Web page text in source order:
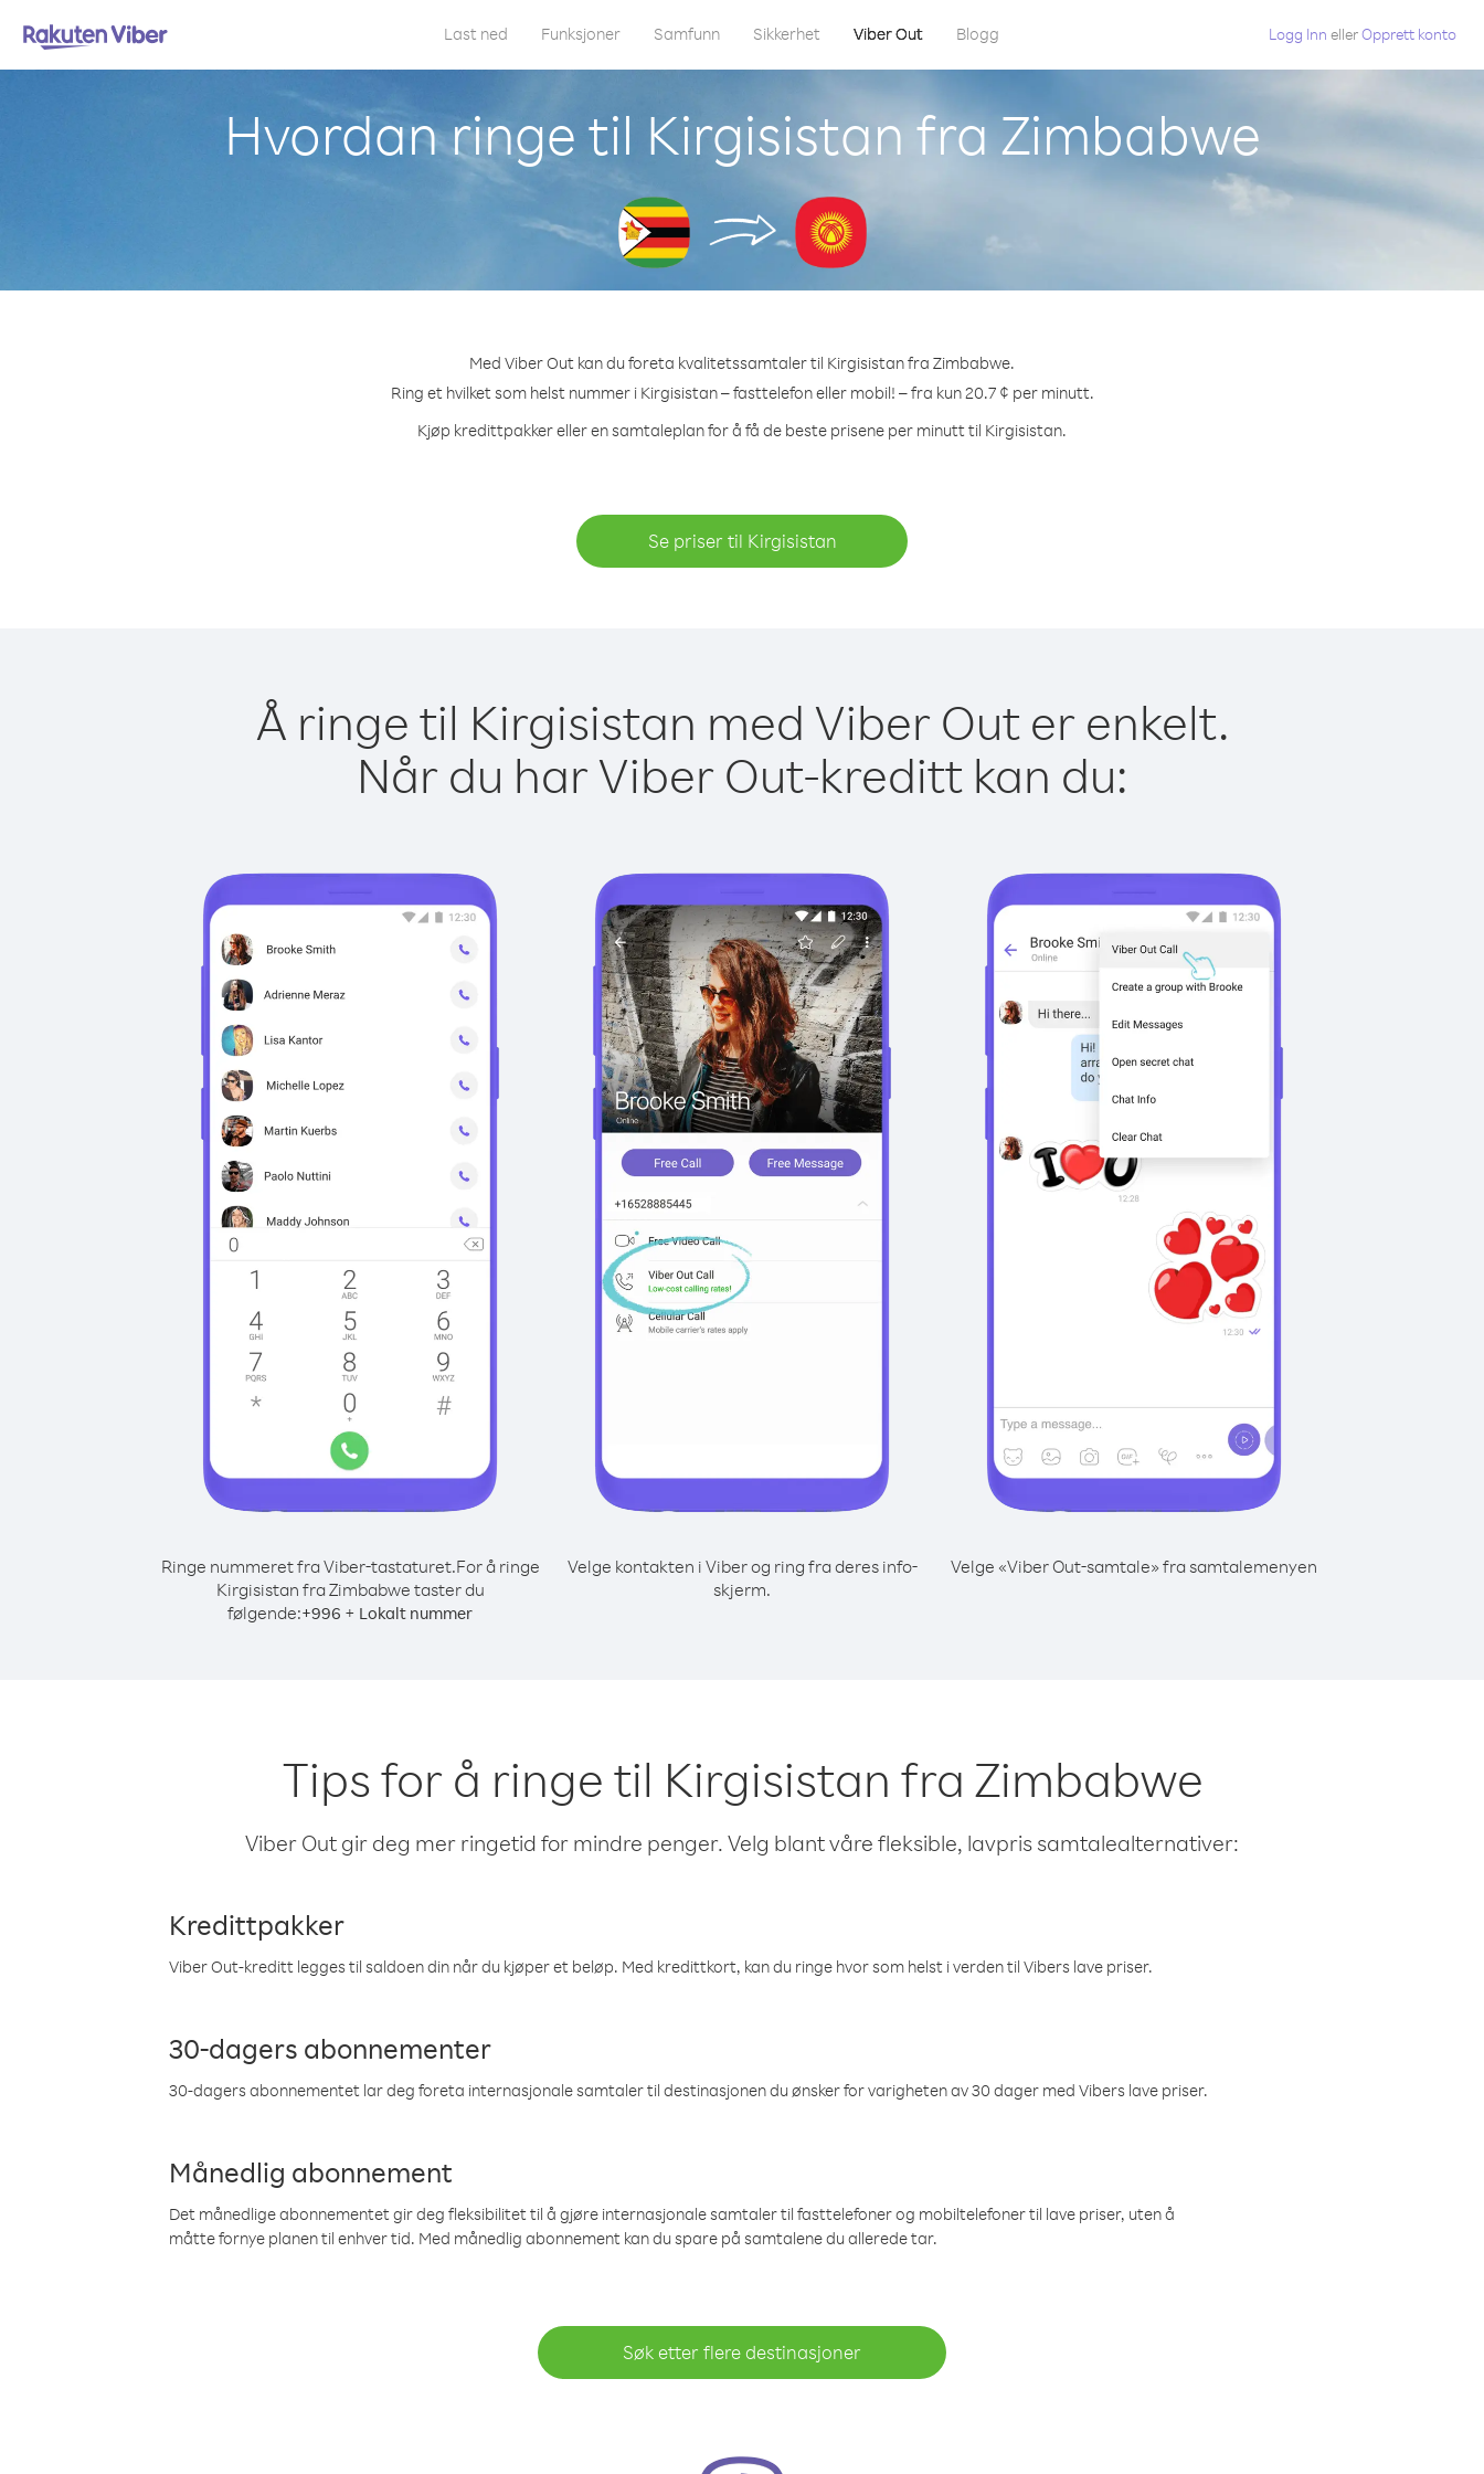
Last ned Funksjoner Samfunn Sikkerhet Viber Out Blogg Logg Inn ellerOpprett konto
Hvordan ringe til Kirgisistan fra Zimbabwe
Med Viber Out kan du foreta kvalitetssamtaler til Kirgisistan fra Zimbabwe.
Ring et hvilket som helst nummer i Kirgisistan – fasttelefon eller mobil! – fra kun 20.7 ¢ per minutt.
Kjøp kredittpakker eller en samtaleplan for å få de beste prisene per minutt til Kirgisistan.
Se priser til Kirgisistan
Å ringe til Kirgisistan med Viber Out er enkelt.
Når du har Viber Out-kreditt kan du:
Ringe nummeret fra Viber-tastaturet.For å ringe
Kirgisistan fra Zimbabwe taster du
følgende:+996 + Lokalt nummer
Velge kontakten i Viber og ring fra deres info-
skjerm.
Velge «Viber Out-samtale» fra samtalemenyen
Tips for å ringe til Kirgisistan fra Zimbabwe
Viber Out gir deg mer ringetid for mindre penger. Velg blant våre fleksible, lavpris samtalealternativer:
Kredittpakker
Viber Out-kreditt legges til saldoen din når du kjøper et beløp. Med kredittkort, kan du ringe hvor som helst i verden til Vibers lave priser.
30-dagers abonnementer
30-dagers abonnementet lar deg foreta internasjonale samtaler til destinasjonen du ønsker for varigheten av 30 dager med Vibers lave priser.
Månedlig abonnement
Det månedlige abonnementet gir deg fleksibilitet til å gjøre internasjonale samtaler til fasttelefoner og mobiltelefoner til lave priser, uten å
måtte fornye planen til enhver tid. Med månedlig abonnement kan du spare på samtalene du allerede tar.
Søk etter flere destinasjoner